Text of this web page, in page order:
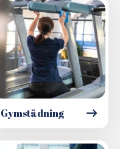
Gymstädning